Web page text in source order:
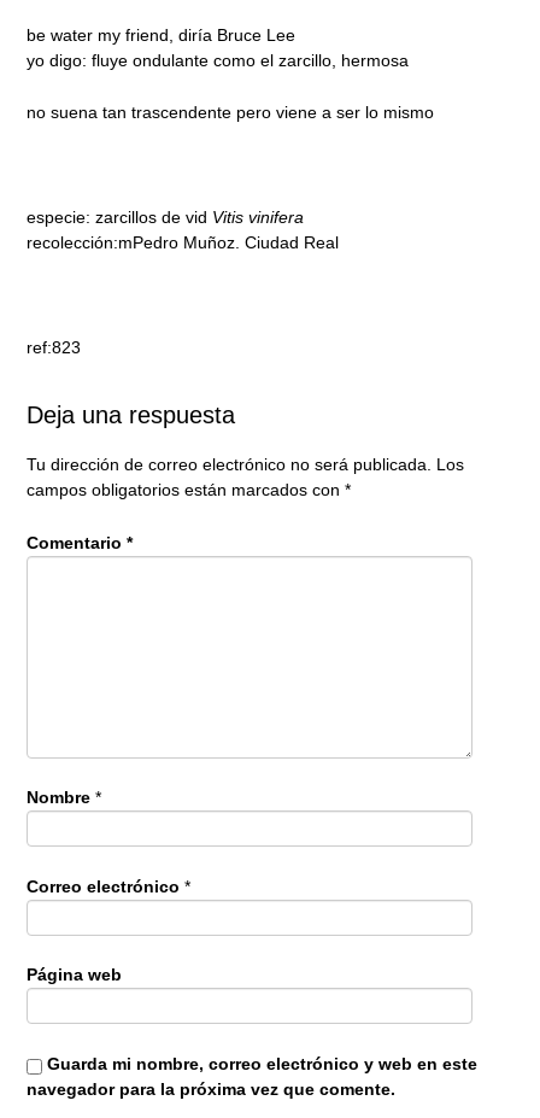
be water my friend, diría Bruce Lee
yo digo: fluye ondulante como el zarcillo, hermosa
no suena tan trascendente pero viene a ser lo mismo
especie: zarcillos de vid Vitis vinifera
recolección:mPedro Muñoz. Ciudad Real
ref:823
Deja una respuesta
Tu dirección de correo electrónico no será publicada. Los
campos obligatorios están marcados con *
Comentario *
Nombre *
Correo electrónico *
Página web
Guarda mi nombre, correo electrónico y web en este
navegador para la próxima vez que comente.